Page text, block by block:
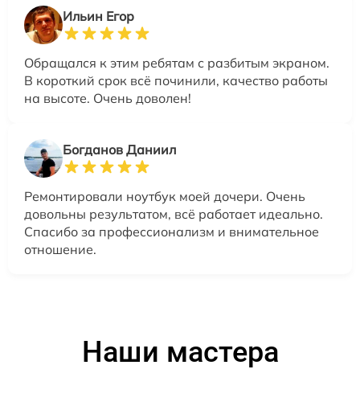
Ильин Егор
Обращался к этим ребятам с разбитым экраном.
В короткий срок всё починили, качество работы
на высоте. Очень доволен!
Богданов Даниил
Ремонтировали ноутбук моей дочери. Очень
довольны результатом, всё работает идеально.
Спасибо за профессионализм и внимательное
отношение.
Наши мастера